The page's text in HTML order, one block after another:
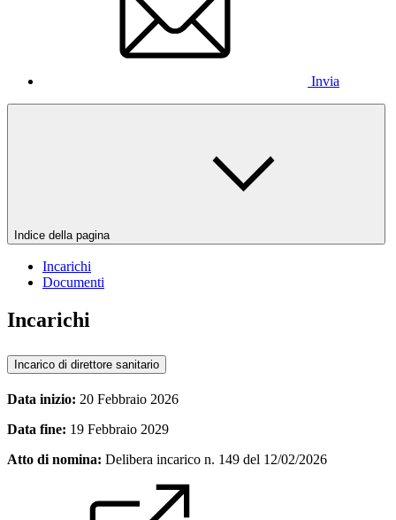
Invia
Indice della pagina
Incarichi
Documenti
Incarichi
Incarico di direttore sanitario
Data inizio: 20 Febbraio 2026
Data fine: 19 Febbraio 2029
Atto di nomina: Delibera incarico n. 149 del 12/02/2026